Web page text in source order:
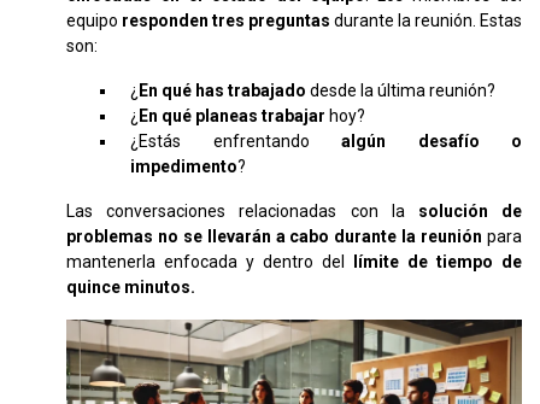
equipo responden tres preguntas durante la reunión. Estas
son:
¿ En qué has trabajado desde la última reunión?
¿ En qué planeas trabajar hoy?
¿Estás enfrentando algún desafío o
impedimento?
Las conversaciones relacionadas con la solución de
problemas no se llevarán a cabo durante la reunión para
mantenerla enfocada y dentro del
límite de tiempo de
quince minutos.